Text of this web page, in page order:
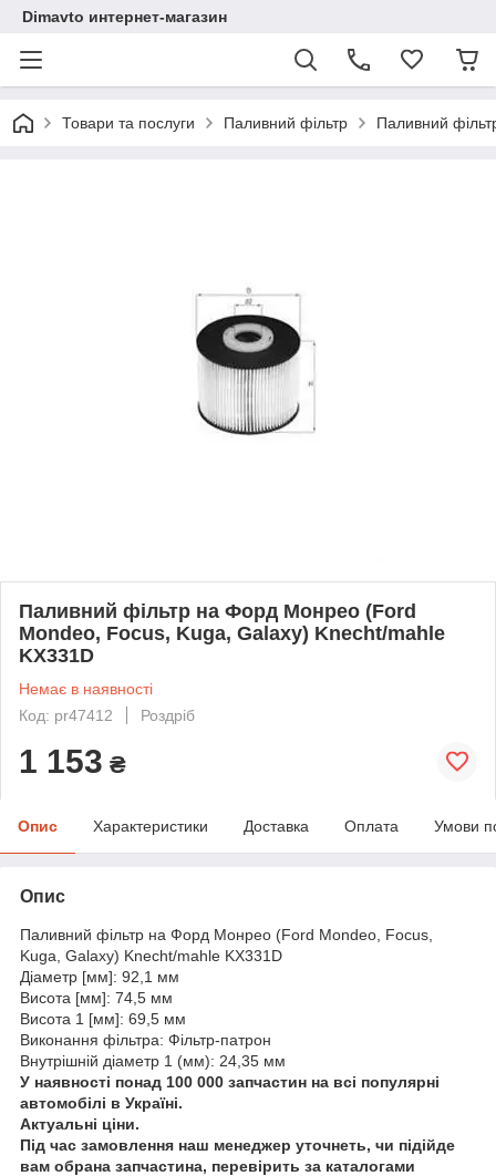
Dimavto интернет-магазин
Товари та послуги Паливний фільтр Паливний
Паливний фільтр на Форд Монрео (Ford
Mondeo, Focus, Kuga, Galaxy) Knecht/mahle
KX331D
Немає в наявності
Код: pr47412
Роздріб
1 153 ₴
Опис Характеристики Доставка Оплата Умови
Опис
Паливний фільтр на Форд Монрео (Ford Mondeo, Focus,
Kuga, Galaxy) Knecht/mahle KX331D
Діаметр [мм]: 92,1 мм
Висота [мм]: 74,5 мм
Висота 1 [мм]: 69,5 мм
Виконання фільтра: Фільтр-патрон
Внутрішній діаметр 1 (мм): 24,35 мм
У наявності понад 100 000 запчастин на всі популярні
автомобілі в Україні.
Актуальні ціни.
Під час замовлення наш менеджер уточнеть, чи підійде
вам обрана запчастина, перевірить за каталогами